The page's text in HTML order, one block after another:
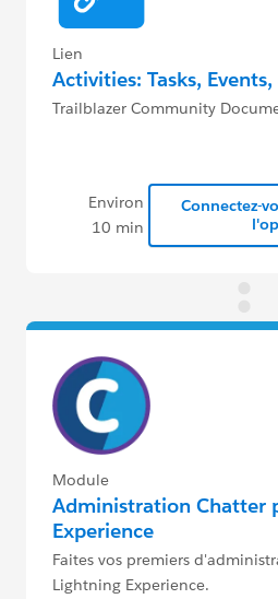
Lien
Activities: Tasks,
Trailblazer Community
Environ
10 min
Connectez-
Module
Administration Chatter
Experience
Faites vos premiers
Lightning Experience.